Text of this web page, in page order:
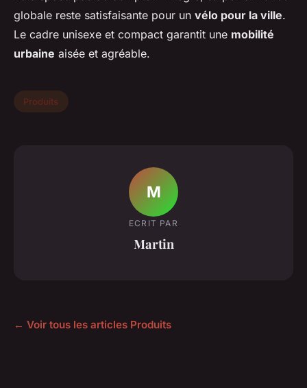
globale reste satisfaisante pour un vélo pour la ville.
Le cadre unisexe et compact garantit une mobilité
urbaine aisée et agréable.
Produits
M
ECRIT PAR
Martin
← Voir tous les articles Produits